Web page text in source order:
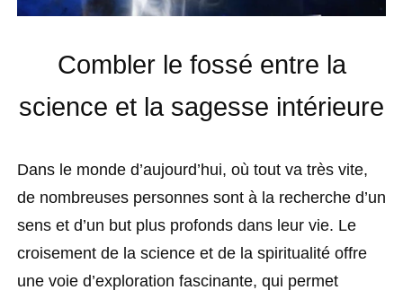
Combler le fossé entre la
science et la sagesse intérieure
Dans le monde d’aujourd’hui, où tout va très vite,
de nombreuses personnes sont à la recherche d’un
sens et d’un but plus profonds dans leur vie. Le
croisement de la science et de la spiritualité offre
une voie d’exploration fascinante, qui permet